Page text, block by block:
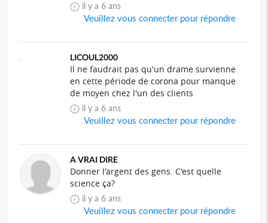
il y a 6 ans
Veuillez vous connecter pour répondre
LICOUL2000
Il ne faudrait pas qu'un drame survienne
en cette période de corona pour manque
de moyen chez l'un des clients
il y a 6 ans
Veuillez vous connecter pour répondre
A VRAI DIRE
Donner l'argent des gens. C'est quelle
science ça?
il y a 6 ans
Veuillez vous connecter pour répondre